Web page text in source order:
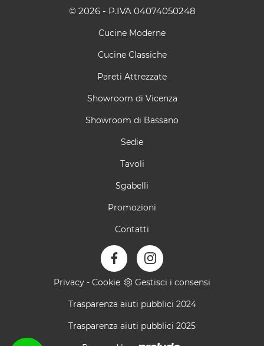
© 2026 - P.IVA 04074050248
Cucine Moderne
Cucine Classiche
Pareti Attrezzate
Showroom di Vicenza
Showroom di Bassano
Sedie
Tavoli
Sgabelli
Promozioni
Contatti
Privacy - Cookie Gestisci i consensi
Trasparenza aiuti pubblici 2024
Trasparenza aiuti pubblici 2025